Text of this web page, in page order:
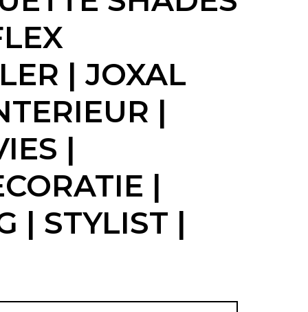
| JOXAL
|
|
|
| STYLIST |